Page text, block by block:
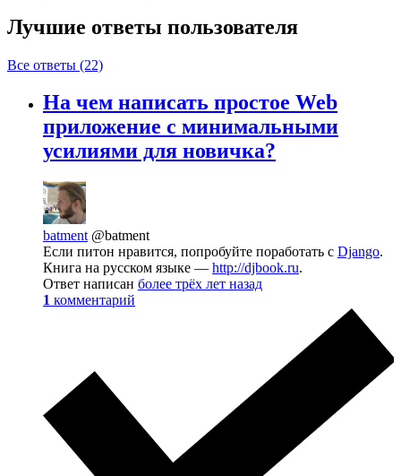
Лучшие ответы пользователя
Все ответы (22)
На чем написать простое Web
приложение с минимальными
усилиями для новичка?
batment @batment
Если питон нравится, попробуйте поработать с Django.
Книга на русском языке — http://djbook.ru.
Ответ написан более трёх лет назад
1 комментарий